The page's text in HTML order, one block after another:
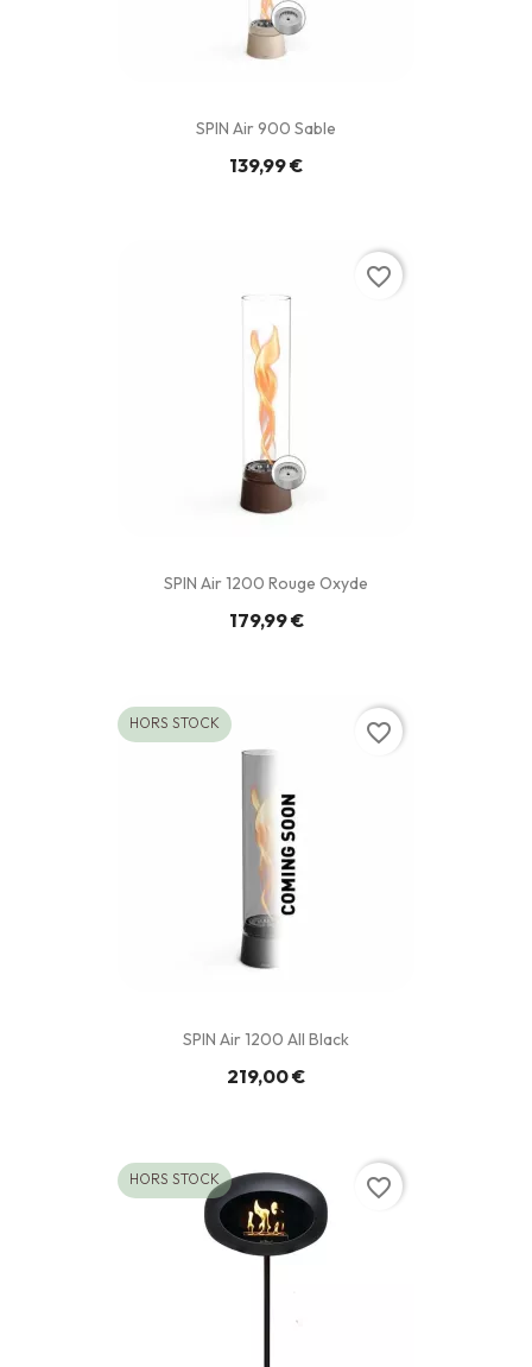
SPIN Air 900 Sable
139,99 €
SPIN Air 1200 Rouge Oxyde
179,99 €
favorite_border
SPIN Air 1200 All Black
219,00 €
HORS STOCK favorite_border
HORS STOCK favorite_border